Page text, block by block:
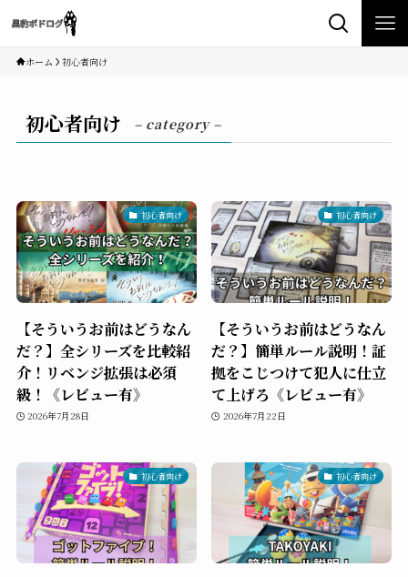
ホーム 初心者向け
初心者向け – category –
初心者向け
【そういうお前はどうなん
だ？】全シリーズを比較紹
介！リベンジ拡張は必須
級！《レビュー有》
2026年7月28日
初心者向け
【そういうお前はどうなん
だ？】簡単ルール説明！証
拠をこじつけて犯人に仕立
て上げろ《レビュー有》
2026年7月22日
初心者向け 初心者向け